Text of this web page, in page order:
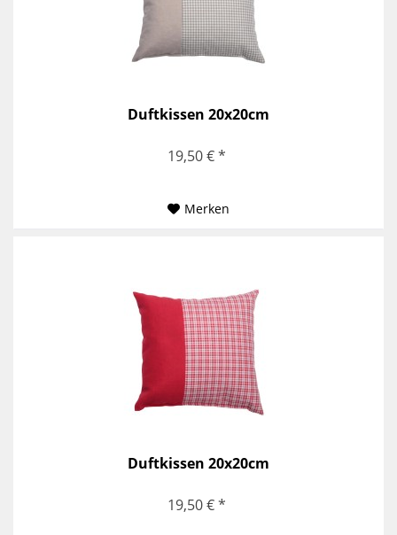
Duftkissen 20x20cm
19,50 € *
Merken
Duftkissen 20x20cm
19,50 € *